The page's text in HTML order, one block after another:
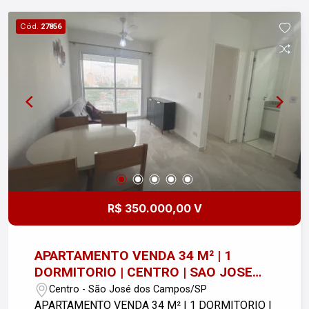
Cód. 27856
R$ 350.000,00 V
APARTAMENTO VENDA 34 M² | 1
DORMITORIO | CENTRO | SAO JOSE
DOS CAMPOS
Centro - São José dos Campos/SP
APARTAMENTO VENDA 34 M² | 1 DORMITORIO |